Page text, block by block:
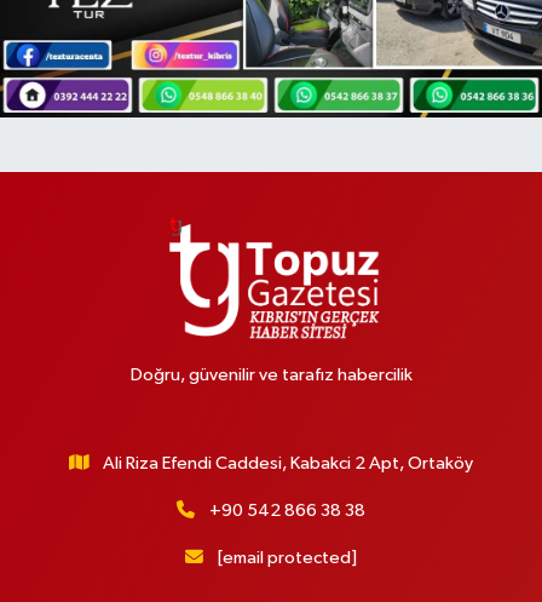
Doğru, güvenilir ve tarafız habercilik
Ali Riza Efendi Caddesi, Kabakci 2 Apt, Ortaköy
+90 542 866 38 38
[email protected]